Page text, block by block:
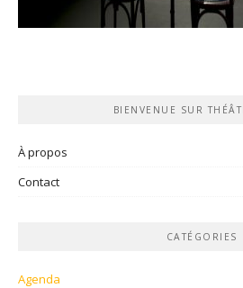
BIENVENUE SUR
À propos
Contact
CATÉGORIES
Agenda